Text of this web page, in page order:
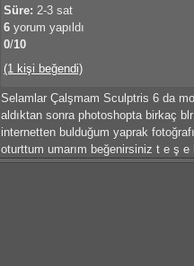
Süre: 2-3 sat
6 yorum yapıldı
0/10
(1 kişi beğendi)
Selamlar Çalşmam Sculptris 6 da
aldıktan sonra photoshopta birkaç
internetten bulduğum yaprak
oturttum umarım beğenirsiniz t e ş